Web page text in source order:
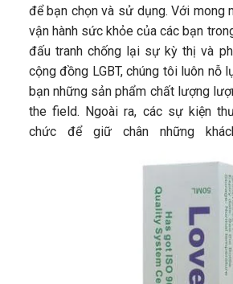
để bạn chọn và sử dụng. Với mong
vận hành sức khỏe của các bạn
đấu tranh chống lại sự kỳ thị và
cộng đồng LGBT, chúng tôi luôn nỗ
bạn những sản phẩm chất lượng
the field. Ngoài ra, các sự kiện
chức để giữ chân những